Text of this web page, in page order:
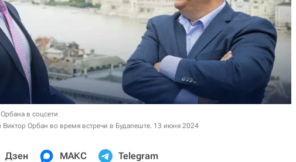
в соцсети
Орбан во время встречи в Будапеште. 13 июня 2024
Дзен МАКС Telegram